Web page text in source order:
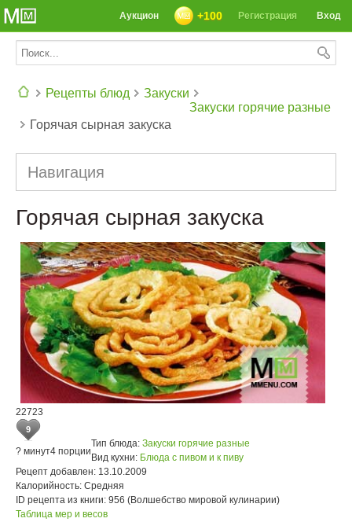
СЕГОДНЯ: 39142 РЕЦЕПТА
Вход
Регистрация
+100
Аукцион
Рецепты блюд
Закуски
Закуски горячие разные
Горячая сырная закуска
Навигация
Горячая сырная закуска
22723
9
? минут4 порции
Тип блюда: Закуски горячие разные
Вид кухни: Блюда с пивом и к пиву
Рецепт добавлен: 13.10.2009
Калорийность: Средняя
ID рецепта из книги: 956 (Волшебство мировой кулинарии)
Таблица мер и весов